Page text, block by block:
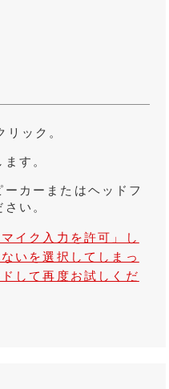
リック。
す。
カーまたはヘッドフ
い。
イク入力を許可」し
いを選択してしまっ
して再度お試しくだ